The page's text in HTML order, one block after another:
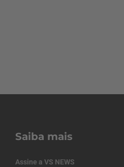
Saiba mais
Assine a VS NEWS